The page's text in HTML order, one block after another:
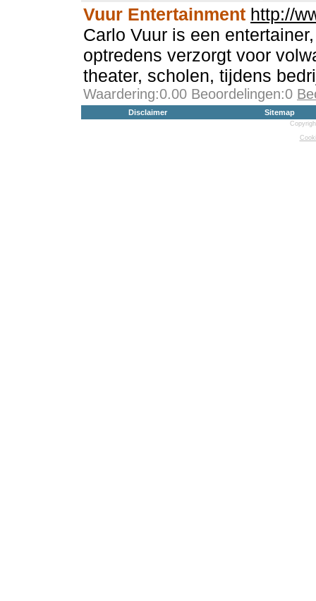
Vuur Entertainment http://
Carlo Vuur is een
optredens verzorgt voor
theater, scholen, tijdens
Waardering:0.00 Beoordelingen:0
Disclaimer Sitemap